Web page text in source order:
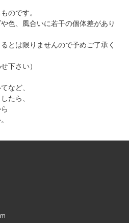
のです。
色、風合いに若干の個体差があり
とは限りませんので予めご了承く
下さい）
など、
たら、